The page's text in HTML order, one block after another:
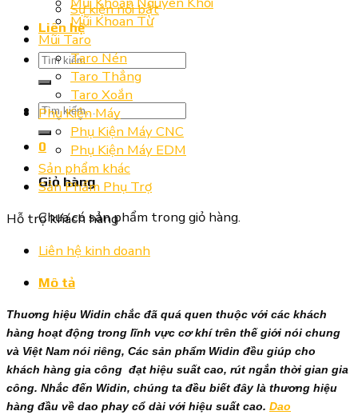
Sự kiện nổi bật
Liên hệ
Tìm
kiếm:
Tìm
kiếm:
0
Giỏ hàng
Chưa có sản phẩm trong giỏ hàng.
Mũi Khoan Từ
Mũi Taro
Taro Nén
Taro Thẳng
Taro Xoắn
Phụ Kiện Máy
Phụ Kiện Máy CNC
Phụ Kiện Máy EDM
Sản phẩm khác
Sản Phẩm Phụ Trợ
Hỗ trợ khách hàng
Liên hệ kinh doanh
Mô tả
Thuơng hiệu Widin chắc đã quá quen thuộc với các khách
hàng hoạt động trong lĩnh vực cơ khí trên thế giới nói chung
và Việt Nam nói riêng, Các sản phẩm Widin đều giúp cho
khách hàng gia công đạt hiệu suất cao, rút ngắn thời gian gia
công. Nhắc đến Widin, chúng ta đều biết đây là thương hiệu
hàng đầu về dao phay cổ dài với hiệu suất cao. Dao